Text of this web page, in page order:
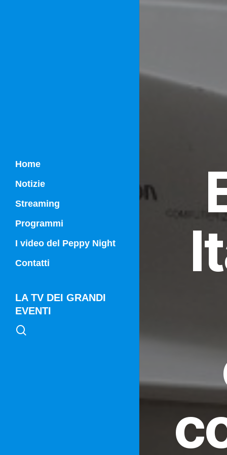
Home
Notizie
Streaming
Programmi
Campania Sport
I video del Peppy Night
Contatti
LA TV DEI GRANDI
EVENTI